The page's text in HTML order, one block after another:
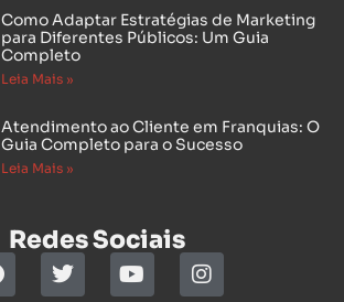
Como Adaptar Estratégias de Marketing
para Diferentes Públicos: Um Guia
Completo
Leia Mais »
Atendimento ao Cliente em Franquias: O
Guia Completo para o Sucesso
Leia Mais »
Redes Sociais